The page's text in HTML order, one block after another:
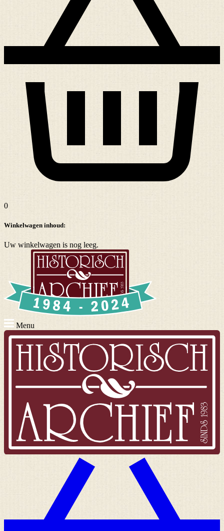
0
Winkelwagen inhoud:
Uw winkelwagen is nog leeg.
Menu